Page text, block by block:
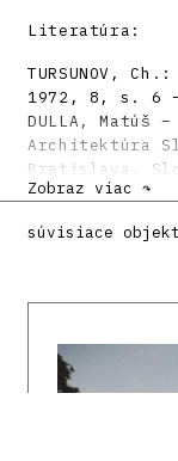
Literatúra:
TURSUNOV,
1972, 8, s. 6
DULLA, Matúš –
Architektúra
Bratislava,
Zobraz viac ↷
súvisiace